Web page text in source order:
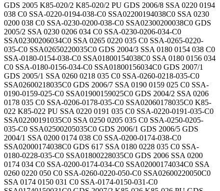
GDS 2005 K85-020/2 K85-020/2 PU GDS 2006/8 SSA 0220 0194
038 C0 SSA-0220-0194-038-C0 SSA02200194038C0 SSA 0230
0200 038 C0 SSA-0230-0200-038-C0 SSA02300200038C0 GDS
2005/2 SSA 0230 0206 034 C0 SSA-0230-0206-034-C0
SSA02300206034C0 SSA 0265 0220 035 C0 SSA-0265-0220-
035-C0 SSA02650220035C0 GDS 2004/3 SSA 0180 0154 038 C0
SSA-0180-0154-038-C0 SSA01800154038C0 SSA 0180 0156 034
C0 SSA-0180-0156-034-C0 SSA01800156034C0 GDS 2007/1
GDS 2005/1 SSA 0260 0218 035 C0 SSA-0260-0218-035-C0
SSA02600218035C0 GDS 2006/7 SSA 0190 0159 025 C0 SSA-
0190-0159-025-C0 SSA01900159025C0 GDS 2004/2 SSA 0206
0178 035 C0 SSA-0206-0178-035-C0 SSA02060178035C0 K85-
022 K85-022 PU SSA 0220 0191 035 C0 SSA-0220-0191-035-C0
SSA02200191035C0 SSA 0250 0205 035 C0 SSA-0250-0205-
035-C0 SSA02500205035C0 GDS 2006/1 GDS 2006/5 GDS
2004/1 SSA 0200 0174 038 C0 SSA-0200-0174-038-C0
SSA02000174038C0 GDS 617 SSA 0180 0228 035 C0 SSA-
0180-0228-035-C0 SSA01800228035C0 GDS 2006 SSA 0200
0174 034 C0 SSA-0200-0174-034-C0 SSA02000174034C0 SSA
0260 0220 050 C0 SSA-0260-0220-050-C0 SSA02600220050C0
SSA 0174 0150 031 C0 SSA-0174-0150-031-C0